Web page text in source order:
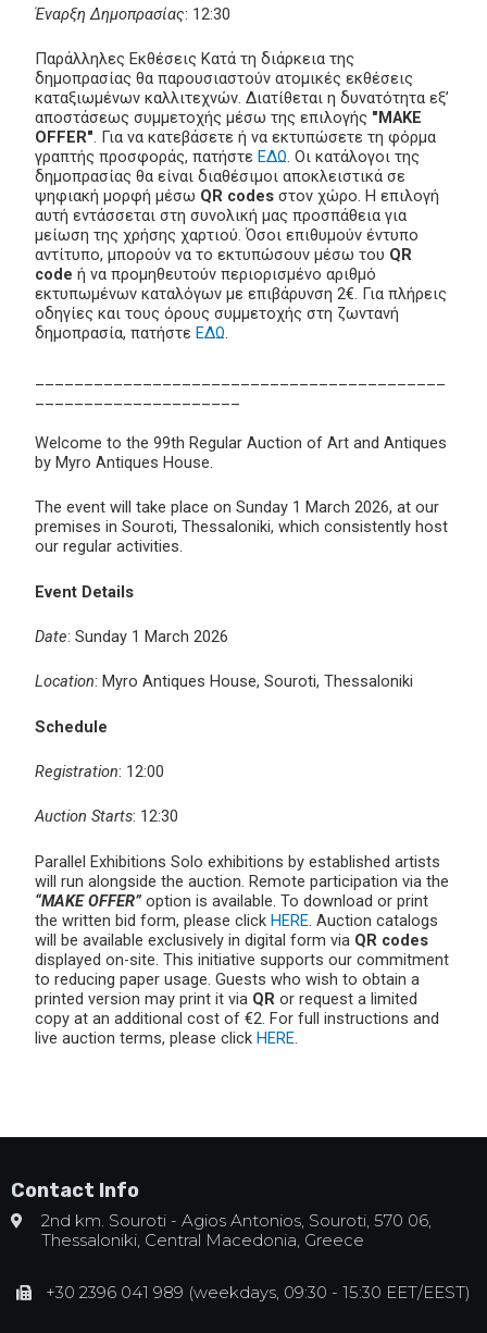
Έναρξη Δημοπρασίας: 12:30
Παράλληλες Εκθέσεις Κατά τη διάρκεια της
δημοπρασίας θα παρουσιαστούν ατομικές εκθέσεις
καταξιωμένων καλλιτεχνών. Διατίθεται η δυνατότητα εξ’
αποστάσεως συμμετοχής μέσω της επιλογής "MAKE
OFFER". Για να κατεβάσετε ή να εκτυπώσετε τη φόρμα
γραπτής προσφοράς, πατήστε ΕΔΩ. Οι κατάλογοι της
δημοπρασίας θα είναι διαθέσιμοι αποκλειστικά σε
ψηφιακή μορφή μέσω QR codes στον χώρο. Η επιλογή
αυτή εντάσσεται στη συνολική μας προσπάθεια για
μείωση της χρήσης χαρτιού. Όσοι επιθυμούν έντυπο
αντίτυπο, μπορούν να το εκτυπώσουν μέσω του QR
code ή να προμηθευτούν περιορισμένο αριθμό
εκτυπωμένων καταλόγων με επιβάρυνση 2€. Για πλήρεις
οδηγίες και τους όρους συμμετοχής στη ζωντανή
δημοπρασία, πατήστε ΕΔΩ.
Welcome to the 99th Regular Auction of Art and Antiques
by Myro Antiques House.
The event will take place on Sunday 1 March 2026, at our
premises in Souroti, Thessaloniki, which consistently host
our regular activities.
Event Details
Date: Sunday 1 March 2026
Location: Myro Antiques House, Souroti, Thessaloniki
Schedule
Registration: 12:00
Auction Starts: 12:30
Parallel Exhibitions Solo exhibitions by established artists
will run alongside the auction. Remote participation via the
“MAKE OFFER”option is available. To download or print
the written bid form, please click HERE. Auction catalogs
will be available exclusively in digital form via QR codes
displayed on-site. This initiative supports our commitment
to reducing paper usage. Guests who wish to obtain a
printed version may print it via QR or request a limited
copy at an additional cost of €2. For full instructions and
live auction terms, please click HERE.
Contact Info
2nd km. Souroti - Agios Antonios, Souroti, 570 06,
Thessaloniki, Central Macedonia, Greece
+30 2396 041 989 (weekdays, 09:30 - 15:30 EET/EEST)